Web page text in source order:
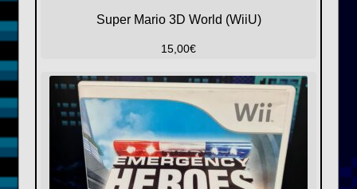
Super Mario 3D World (WiiU)
15,00€